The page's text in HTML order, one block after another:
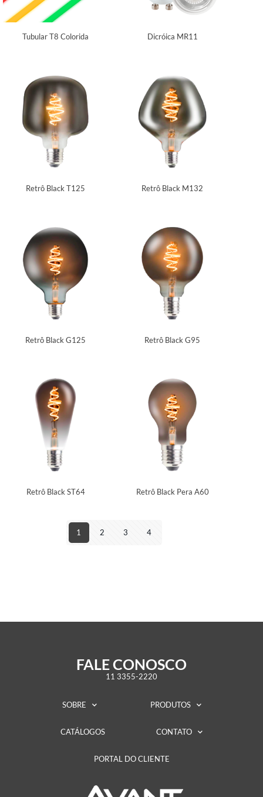
Tubular T8 Colorida Dicróica MR11
Retrô Black T125 Retrô Black M132
Retrô Black G125 Retrô Black G95
Retrô Black ST64 Retrô Black Pera A60
1 2 3 4
FALE CONOSCO
11 3355-2220
SOBRE PRODUTOS
CATÁLOGOS CONTATO
PORTAL DO CLIENTE